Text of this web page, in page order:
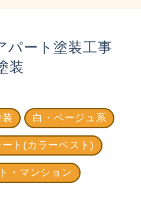
パート塗装工事
装
白・ベージュ系
ート(カラーベスト)
・マンション